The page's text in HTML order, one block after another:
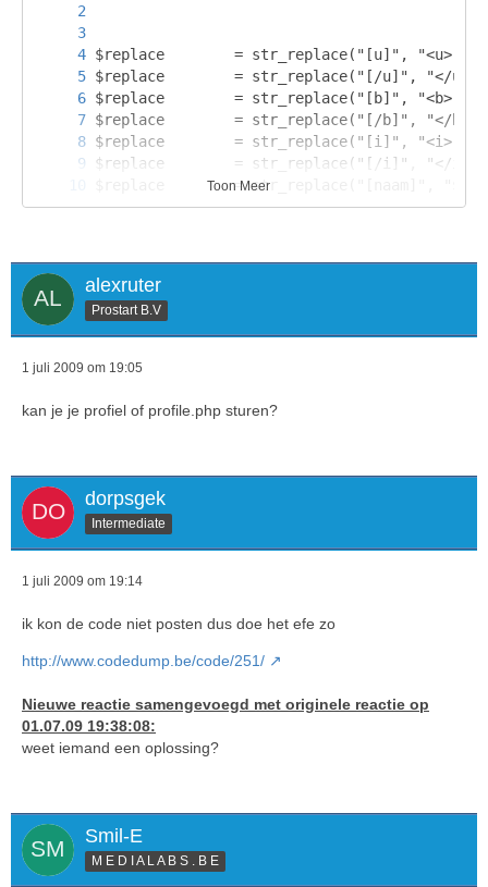
?>
Toon Meer
alexruter
Prostart B.V
1 juli 2009 om 19:05
kan je je profiel of profile.php sturen?
dorpsgek
Intermediate
1 juli 2009 om 19:14
ik kon de code niet posten dus doe het efe zo
http://www.codedump.be/code/251/
Nieuwe reactie samengevoegd met originele reactie op
01.07.09 19:38:08:
weet iemand een oplossing?
Smil-E
M E D I A L A B S . B E